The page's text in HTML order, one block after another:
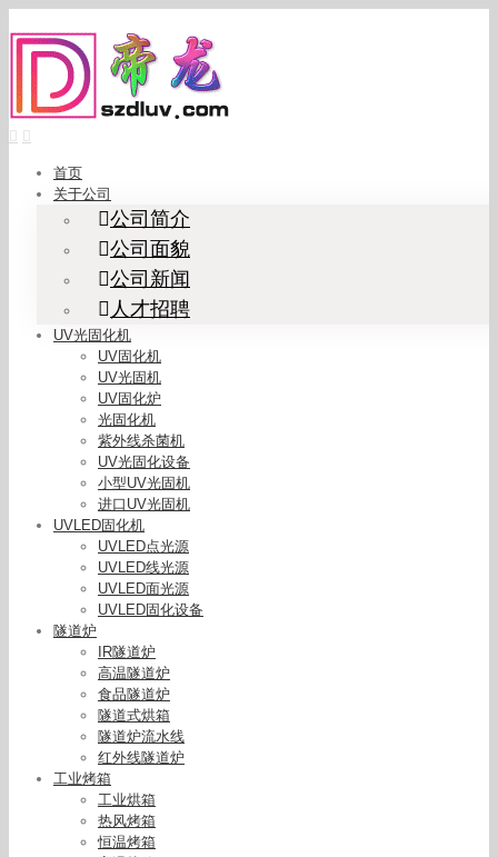
to
content
首页
关于公司
公司简介
公司面貌
公司新闻
人才招聘
UV光固化机
UV固化机
UV光固机
UV固化炉
光固化机
紫外线杀菌机
UV光固化设备
小型UV光固机
进口UV光固机
UVLED固化机
UVLED点光源
UVLED线光源
UVLED面光源
UVLED固化设备
隧道炉
IR隧道炉
高温隧道炉
食品隧道炉
隧道式烘箱
隧道炉流水线
红外线隧道炉
工业烤箱
工业烘箱
热风烤箱
恒温烤箱